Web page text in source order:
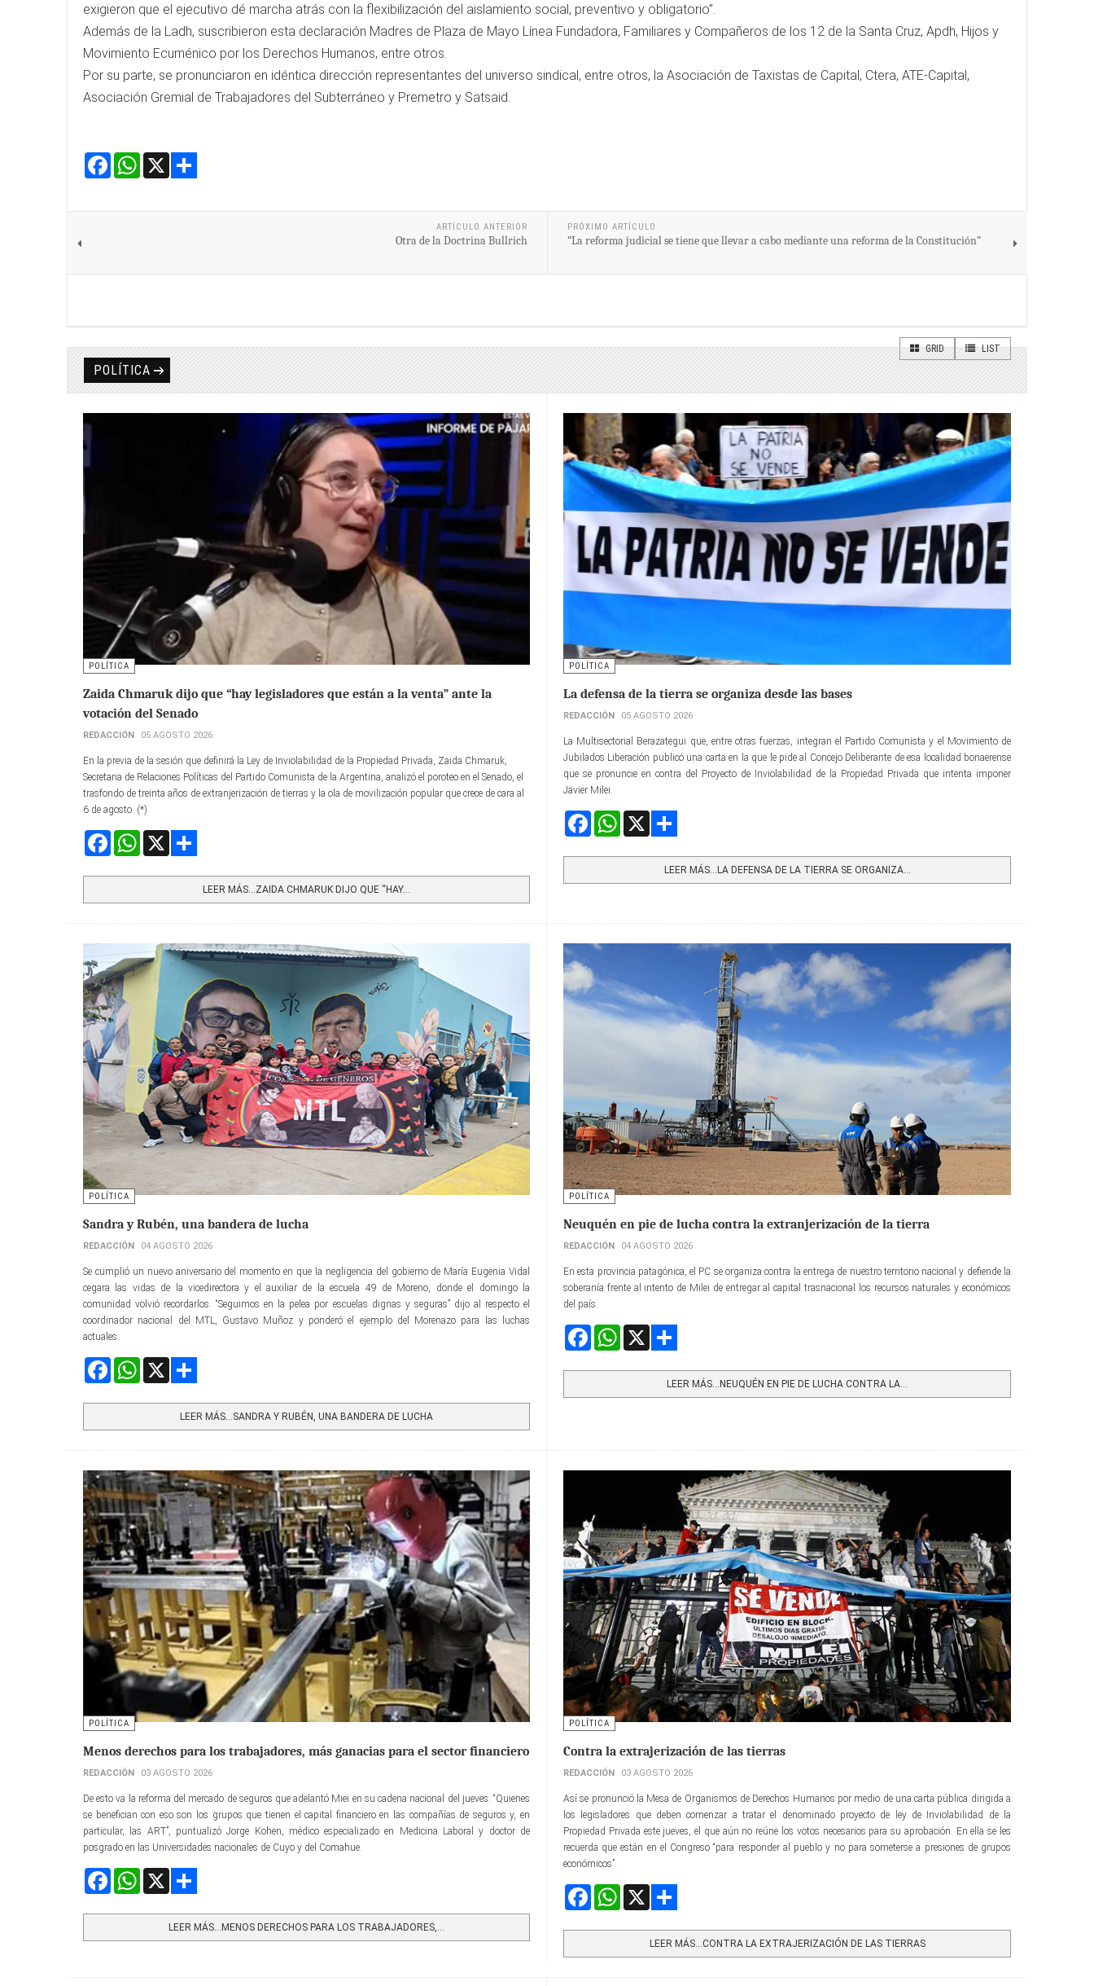
exigieron que el ejecutivo dé marcha atrás con la flexibilización del aislamiento social, preventivo y obligatorio”.
Además de la Ladh, suscribieron esta declaración Madres de Plaza de Mayo Línea Fundadora, Familiares y Compañeros de los 12 de la Santa Cruz, Apdh, Hijos y
Movimiento Ecuménico por los Derechos Humanos, entre otros.
Por su parte, se pronunciaron en idéntica dirección representantes del universo sindical, entre otros, la Asociación de Taxistas de Capital, Ctera, ATE-Capital,
Asociación Gremial de Trabajadores del Subterráneo y Premetro y Satsaid.
Facebook
WhatsApp
ARTÍCULO ANTERIOR
Otra de la Doctrina Bullrich
PRÓXIMO ARTÍCULO
“La reforma judicial se tiene que llevar a cabo mediante una reforma de la Constitución”
GRID LIST
POLÍTICA
POLÍTICA
Zaida Chmaruk dijo que “hay legisladores que están a la venta” ante la
votación del Senado
REDACCIÓN 05 AGOSTO 2026
En la previa de la sesión que definirá la Ley de Inviolabilidad de la Propiedad Privada, Zaida Chmaruk,
Secretaria de Relaciones Políticas del Partido Comunista de la Argentina, analizó el poroteo en el Senado, el
trasfondo de treinta años de extranjerización de tierras y la ola de movilización popular que crece de cara al
6 de agosto. (*)
FacebookWhatsApp
LEER MÁS…ZAIDA CHMARUK DIJO QUE “HAY...
POLÍTICA
La defensa de la tierra se organiza desde las bases
REDACCIÓN 05 AGOSTO 2026
La Multisectorial Berazategui que, entre otras fuerzas, integran el Partido Comunista y el Movimiento de
Jubilados Liberación publicó una carta en la que le pide al Concejo Deliberante de esa localidad bonaerense
que se pronuncie en contra del Proyecto de Inviolabilidad de la Propiedad Privada que intenta imponer
Javier Milei.
FacebookWhatsApp
LEER MÁS…LA DEFENSA DE LA TIERRA SE ORGANIZA...
POLÍTICA
Sandra y Rubén, una bandera de lucha
REDACCIÓN 04 AGOSTO 2026
Se cumplió un nuevo aniversario del momento en que la negligencia del gobierno de María Eugenia Vidal
cegara las vidas de la vicedirectora y el auxiliar de la escuela 49 de Moreno, donde el domingo la
comunidad volvió recordarlos. “Seguimos en la pelea por escuelas dignas y seguras” dijo al respecto el
coordinador nacional del MTL, Gustavo Muñoz y ponderó el ejemplo del Morenazo para las luchas
actuales.
FacebookWhatsApp
LEER MÁS…SANDRA Y RUBÉN, UNA BANDERA DE LUCHA
POLÍTICA
Neuquén en pie de lucha contra la extranjerización de la tierra
REDACCIÓN 04 AGOSTO 2026
En esta provincia patagónica, el PC se organiza contra la entrega de nuestro territorio nacional y defiende la
soberanía frente al intento de Milei de entregar al capital trasnacional los recursos naturales y económicos
del país.
FacebookWhatsApp
LEER MÁS…NEUQUÉN EN PIE DE LUCHA CONTRA LA...
POLÍTICA
Menos derechos para los trabajadores, más ganacias para el sector financiero
REDACCIÓN 03 AGOSTO 2026
De esto va la reforma del mercado de seguros que adelantó Miei en su cadena nacional del jueves. “Quienes
se benefician con eso son los grupos que tienen el capital financiero en las compañías de seguros y, en
particular, las ART”, puntualizó Jorge Kohen, médico especializado en Medicina Laboral y doctor de
posgrado en las Universidades nacionales de Cuyo y del Comahue.
FacebookWhatsApp
LEER MÁS…MENOS DERECHOS PARA LOS TRABAJADORES,...
POLÍTICA
Contra la extrajerización de las tierras
REDACCIÓN 03 AGOSTO 2026
Así se pronunció la Mesa de Organismos de Derechos Humanos por medio de una carta pública dirigida a
los legisladores que deben comenzar a tratar el denominado proyecto de ley de Inviolabilidad de la
Propiedad Privada este jueves, el que aún no reúne los votos necesarios para su aprobación. En ella se les
recuerda que están en el Congreso “para responder al pueblo y no para someterse a presiones de grupos
económicos”.
FacebookWhatsApp
LEER MÁS…CONTRA LA EXTRAJERIZACIÓN DE LAS TIERRAS